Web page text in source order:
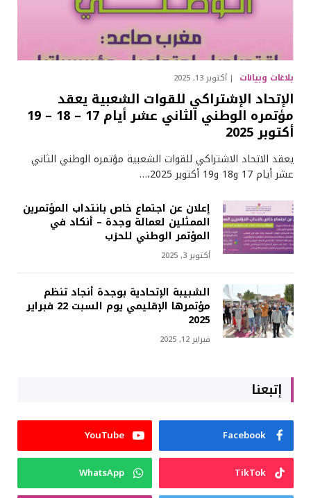
بلاغات وبيانات أكتوبر 13, 2025
الإتحاد الإشتراكي للقوات الشعبية يعقد
مؤتمره الوطني الثاني عشر أيام 17 – 18 – 19
أكتوبر 2025
يعقد الاتحاد الاشتراكي للقوات الشعبية مؤتمره الوطني الثاني
عشر أيام 17 و18 و19 أكتوبر 2025،…
إعلان عن اجتماع خاص بانتداب المؤتمرين
الممثلين لعمالة وجدة – أنكاد في
المؤتمر الوطني للحزب
أكتوبر 3, 2025
الشبیبة الإتحادیة بوجدة أنجاد تنظم
مؤتمرها الإقليمي يوم السبت 22 فبراير
2025
فبراير 12, 2025
إتبعنا
Facebook
YouTube
TikTok
WhatsApp